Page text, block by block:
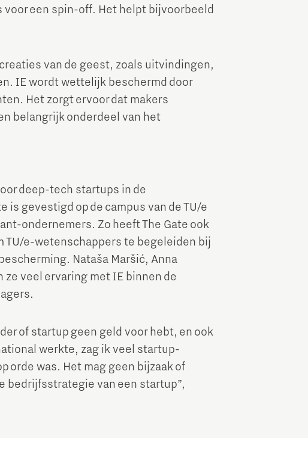
een spin-off. Het helpt bijvoorbeeld
van de geest, zoals uitvindingen,
IE wordt wettelijk beschermd door
Het zorgt ervoor dat makers
belangrijk onderdeel van het
deep-tech startups in de
gevestigd op de campus van de TU/e
ondernemers. Zo heeft The Gate ook
TU/e-wetenschappers te begeleiden bij
Nataša Maršić, Anna
veel ervaring met IE binnen de
of startup geen geld voor hebt, en ook
werkte, zag ik veel startup-
orde was. Het mag geen bijzaak of
bedrijfsstrategie van een startup”,